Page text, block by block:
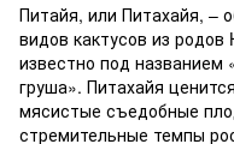
Питайя, или Питахайя, –
видов кактусов из
известно под названием
груша». Питахайя
мясистые съедобные
стремительные темпы